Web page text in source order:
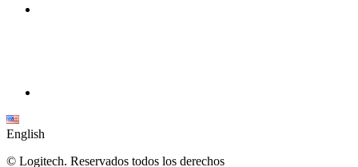
English
© Logitech. Reservados todos los derechos